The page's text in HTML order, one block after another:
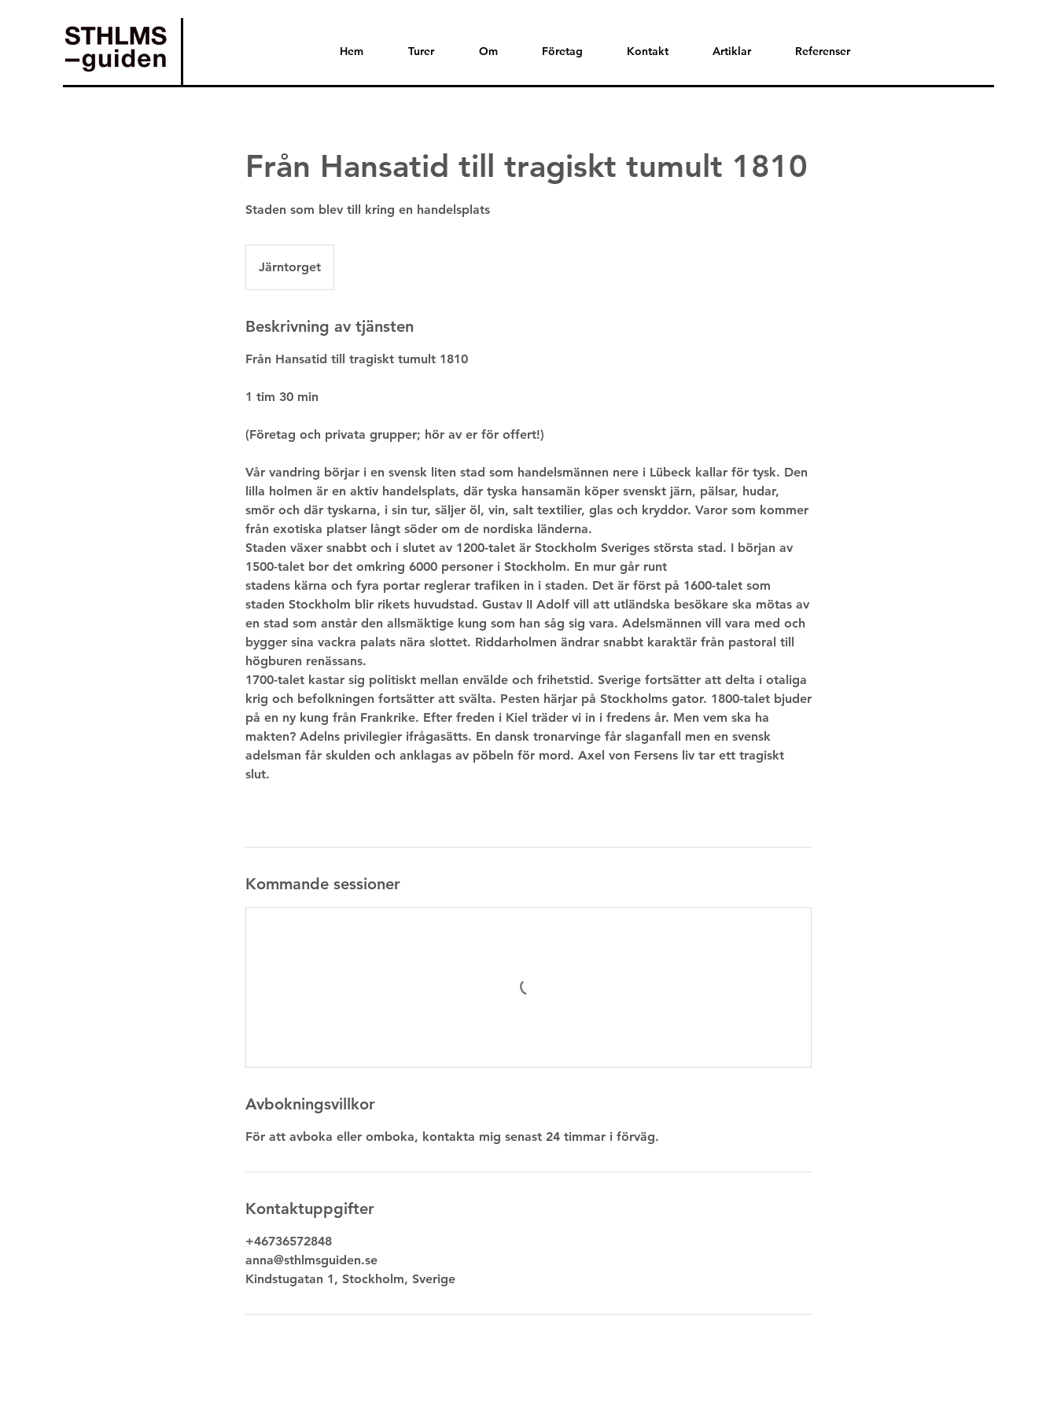
Hem Turer Om Företag Kontakt Artiklar Referenser
Från Hansatid till tragiskt tumult 1810
Järntorget
Beskrivning av tjänsten
Från Hansatid till tragiskt tumult 1810
1 tim 30 min
(Företag och privata grupper; hör av er för offert!)
Vår vandring börjar i en svensk liten stad som handelsmännen nere i Lübeck kallar för tysk. Den
lilla holmen är en aktiv handelsplats, där tyska hansamän köper svenskt järn, pälsar, hudar,
smör och där tyskarna, i sin tur, säljer öl, vin, salt textilier, glas och kryddor. Varor som kommer
från exotiska platser långt söder om de nordiska länderna.
Staden växer snabbt och i slutet av 1200-talet är Stockholm Sveriges största stad. I början av
1500-talet bor det omkring 6000 personer i Stockholm. En mur går runt
stadens kärna och fyra portar reglerar trafiken in i staden. Det är först på 1600-talet som
staden Stockholm blir rikets huvudstad. Gustav II Adolf vill att utländska besökare ska mötas av
en stad som anstår den allsmäktige kung som han såg sig vara. Adelsmännen vill vara med och
bygger sina vackra palats nära slottet. Riddarholmen ändrar snabbt karaktär från pastoral till
högburen renässans.
1700-talet kastar sig politiskt mellan envälde och frihetstid. Sverige fortsätter att delta i otaliga
krig och befolkningen fortsätter att svälta. Pesten härjar på Stockholms gator. 1800-talet bjuder
på en ny kung från Frankrike. Efter freden i Kiel träder vi in i fredens år. Men vem ska ha
makten? Adelns privilegier ifrågasätts. En dansk tronarvinge får slaganfall men en svensk
adelsman får skulden och anklagas av pöbeln för mord. Axel von Fersens liv tar ett tragiskt
slut.
Kommande sessioner
Avbokningsvillkor
För att avboka eller omboka, kontakta mig senast 24 timmar i förväg.
Kontaktuppgifter
+46736572848
anna@sthlmsguiden.se
Kindstugatan 1, Stockholm, Sverige